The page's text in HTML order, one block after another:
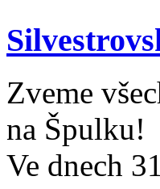
Zveme
na Špulku!
Ve dnech